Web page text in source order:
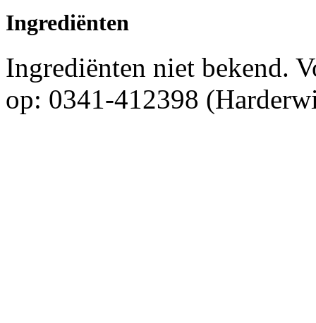
Ingrediënten
Ingrediënten niet bekend.
op: 0341-412398